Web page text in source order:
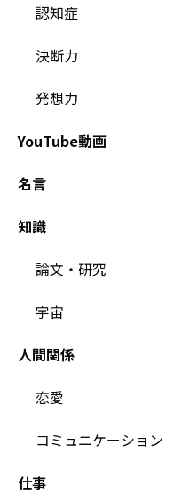
認知症
決断力
発想力
YouTube動画
名言
知識
論文・研究
宇宙
人間関係
恋愛
コミュニケーション
仕事